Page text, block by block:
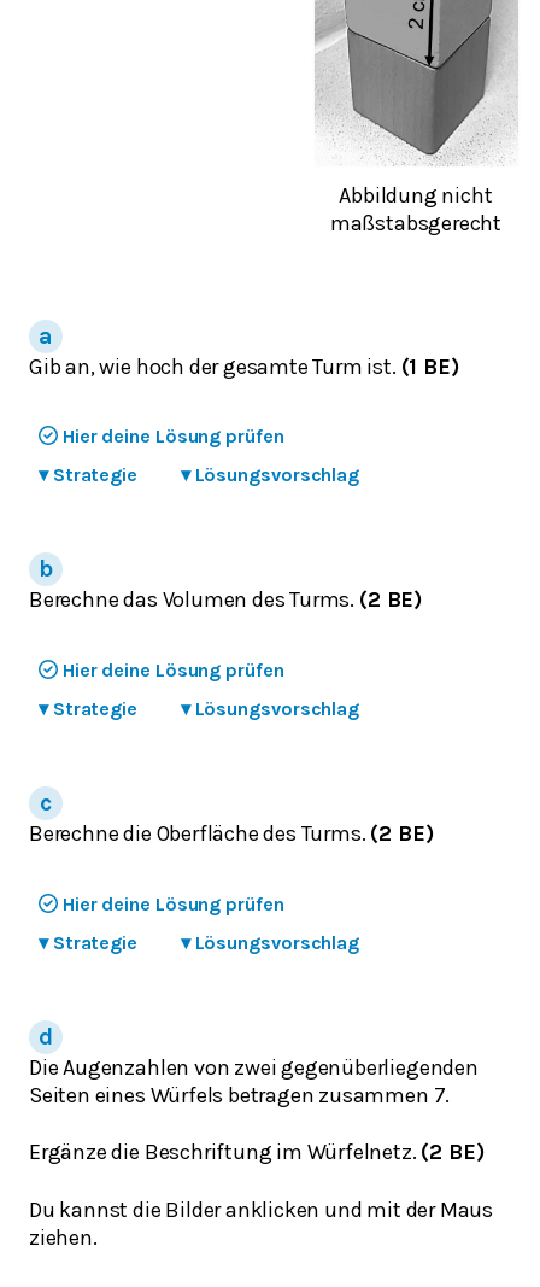
Abbildung nicht
maßstabsgerecht
Gib an, wie hoch der gesamte Turm ist. (1 BE)
Hier deine Lösung prüfen
▾ Strategie ▾ Lösungsvorschlag
Berechne das Volumen des Turms. (2 BE)
Hier deine Lösung prüfen
▾ Strategie ▾ Lösungsvorschlag
Berechne die Oberfläche des Turms. (2 BE)
Hier deine Lösung prüfen
▾ Strategie ▾ Lösungsvorschlag
Die Augenzahlen von zwei gegenüberliegenden
Seiten eines Würfels betragen zusammen 7.
Ergänze die Beschriftung im Würfelnetz. (2 BE)
Du kannst die Bilder anklicken und mit der Maus
ziehen.